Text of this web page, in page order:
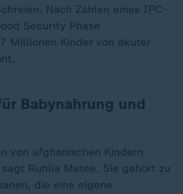
Nach Zahlen eines IPC-
Security Phase
Millionen Kinder von akuter
Babynahrung und
von afghanischen Kindern
Ruhila Matee. Sie gehört zu
die eine eigene